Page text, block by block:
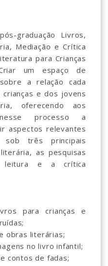
graduação Livros,
Mediação e Crítica
para Crianças
um espaço de
a relação cada
e dos jovens
oferecendo aos
processo a
aspectos relevantes
sob três principais
as pesquisas
leitura e a crítica
para crianças e
obras literárias;
no livro infantil;
contos de fadas;